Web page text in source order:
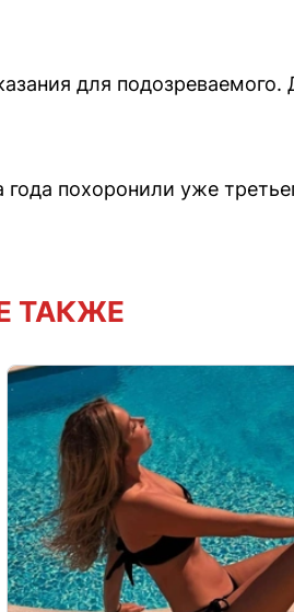
для
похоронили уже
ТАКЖЕ